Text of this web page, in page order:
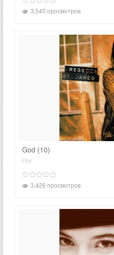
3,540 просмотров
God (10)
Рок
3,426 просмотров